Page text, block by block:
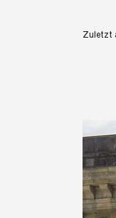
Zuletzt